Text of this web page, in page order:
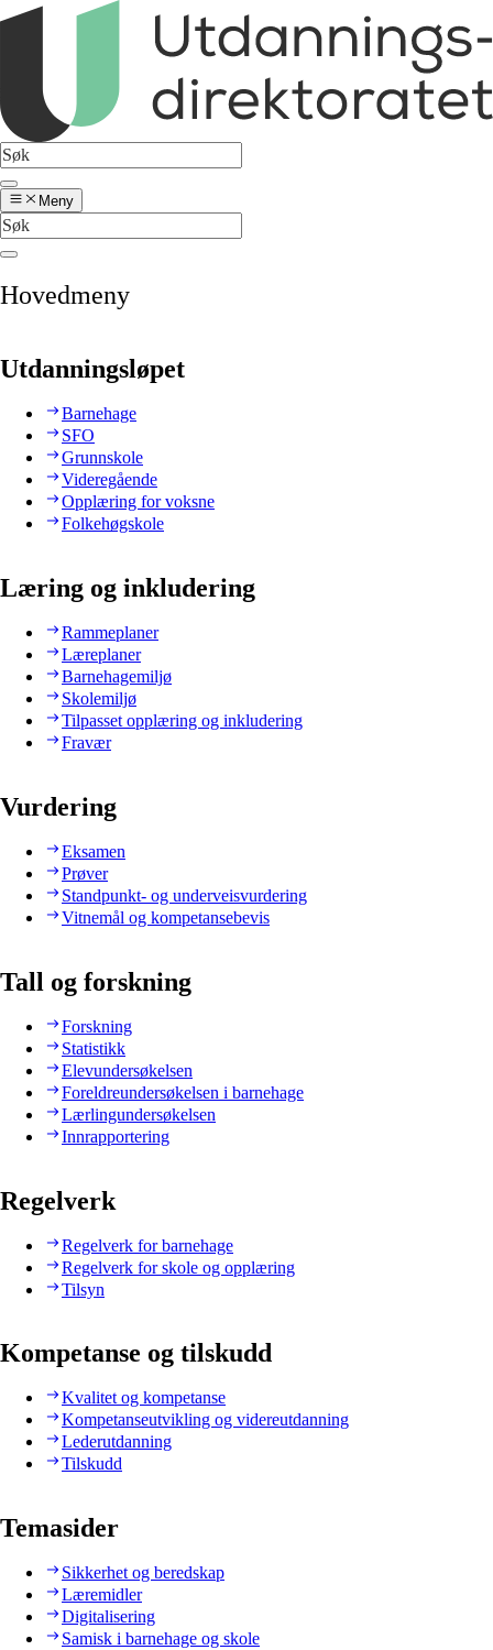
Meny
Hovedmeny
Utdanningsløpet
Barnehage
SFO
Grunnskole
Videregående
Opplæring for voksne
Folkehøgskole
Læring og inkludering
Rammeplaner
Læreplaner
Barnehagemiljø
Skolemiljø
Tilpasset opplæring og inkludering
Fravær
Vurdering
Eksamen
Prøver
Standpunkt- og underveisvurdering
Vitnemål og kompetansebevis
Tall og forskning
Forskning
Statistikk
Elevundersøkelsen
Foreldreundersøkelsen i barnehage
Lærlingundersøkelsen
Innrapportering
Regelverk
Regelverk for barnehage
Regelverk for skole og opplæring
Tilsyn
Kompetanse og tilskudd
Kvalitet og kompetanse
Kompetanseutvikling og videreutdanning
Lederutdanning
Tilskudd
Temasider
Sikkerhet og beredskap
Læremidler
Digitalisering
Samisk i barnehage og skole